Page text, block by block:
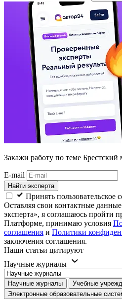
Закажи работу по теме Брестский
E-mail
Найти эксперта
Принять пользовательское
Оставляя свои контактные
эксперта», я соглашаюсь пройти
Платформе, принимаю условия
соглашения и Политики
заключения соглашения.
Наши статьи цитируют
Научные журналы
Научные журналы
Учебные
Электронные образовательные